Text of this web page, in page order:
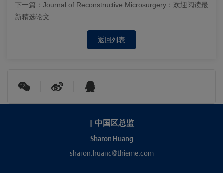
下一篇： Journal of Reconstructive Microsurgery：欢迎阅读最
新精选论文
返回列表
| 中国区总监
Sharon Huang
sharon.huang@thieme.com